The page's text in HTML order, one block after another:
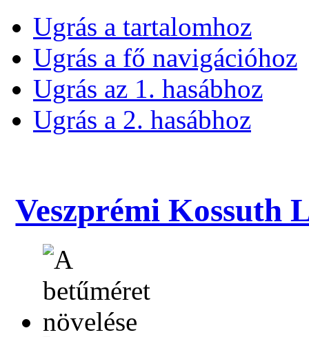
Ugrás a tartalomhoz
Ugrás a fő navigációhoz
Ugrás az 1. hasábhoz
Ugrás a 2. hasábhoz
Veszprémi Kossuth